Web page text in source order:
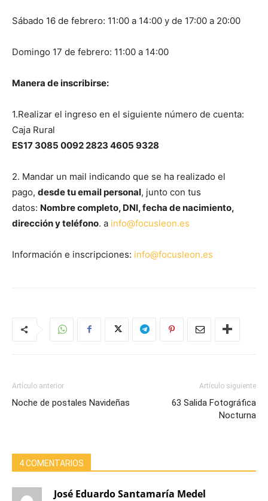
Sábado 16 de febrero: 11:00 a 14:00 y de 17:00 a 20:00
Domingo 17 de febrero: 11:00 a 14:00
Manera de inscribirse:
1.Realizar el ingreso en el siguiente número de cuenta:
Caja Rural
ES17 3085 0092 2823 4605 9328
2. Mandar un mail indicando que se ha realizado el
pago, desde tu email personal, junto con tus
datos: Nombre completo, DNI, fecha de nacimiento,
dirección y teléfono. a info@focusleon.es
Información e inscripciones: info@focusleon.es
Artículo anterior
Noche de postales Navideñas
Artículo siguiente
63 Salida Fotográfica
Nocturna
4 COMENTARIOS
José Eduardo Santamaría Medel